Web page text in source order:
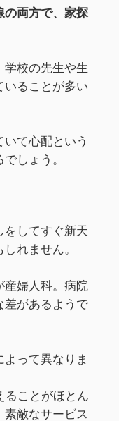
の両方で、家探
学校の先生や生
いることが多い
て心配という
しょう。
をしてすぐ新天
れません。
産婦人科。病院
差があるようで
って異なりま
ることがほとん
素敵なサービス